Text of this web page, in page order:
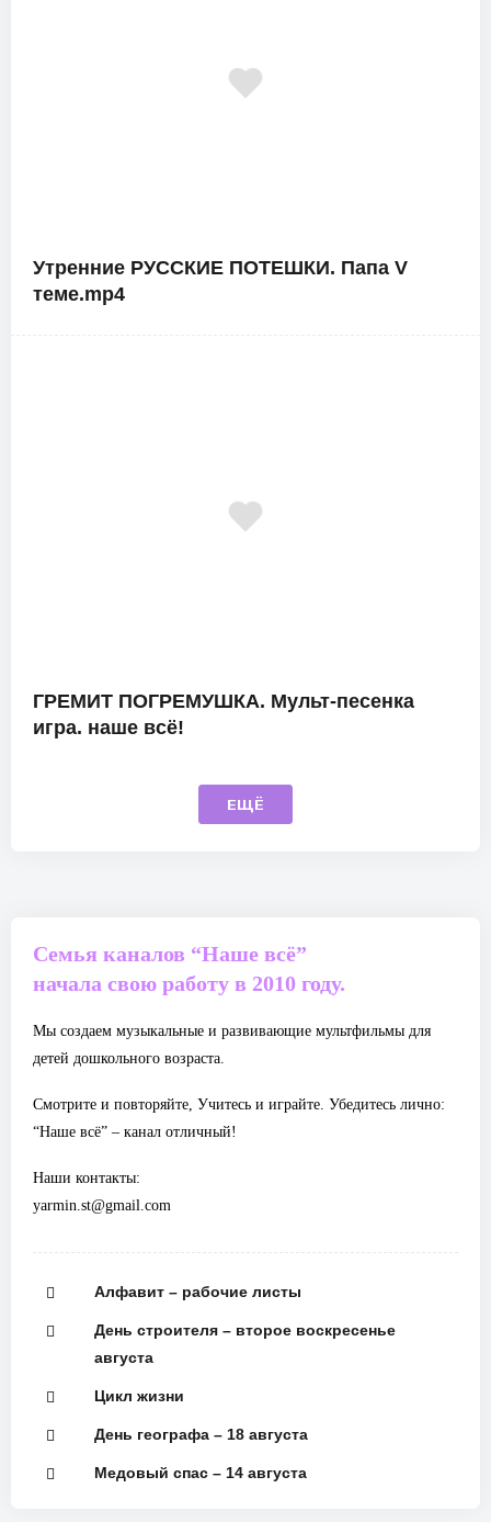
Утренние РУССКИЕ ПОТЕШКИ. Папа V
теме.mp4
ГРЕМИТ ПОГРЕМУШКА. Мульт-песенка
игра. наше всё!
ЕЩЁ
Семья каналов “Наше всё”
начала свою работу в 2010 году.
Мы создаем музыкальные и развивающие мультфильмы для
детей дошкольного возраста.
Смотрите и повторяйте, Учитесь и играйте. Убедитесь лично:
“Наше всё” – канал отличный!
Наши контакты:
yarmin.st@gmail.com
Алфавит – рабочие листы
День строителя – второе воскресенье
августа
Цикл жизни
День географа – 18 августа
Медовый спас – 14 августа